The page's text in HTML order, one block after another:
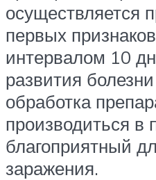
осуществляется
первых
интервалом 10
развития
обработка
производиться в
благоприятный
заражения.